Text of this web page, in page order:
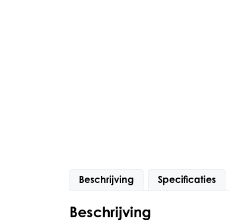
Beschrijving Specificaties
Beschrijving